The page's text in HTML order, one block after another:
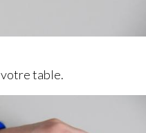
votre table.